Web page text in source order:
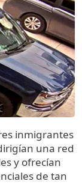
inmigrantes
una red
y ofrecían
de tan